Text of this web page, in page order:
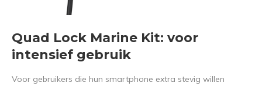
Quad Lock Marine Kit: voor
intensief gebruik
Voor gebruikers die hun smartphone extra stevig willen